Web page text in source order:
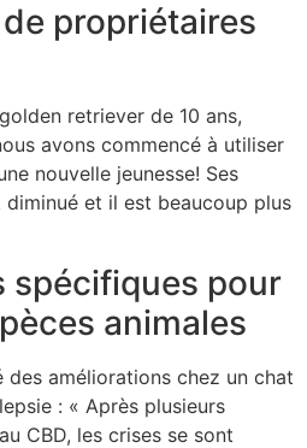
propriétaires
retriever de 10 ans,
avons commencé à utiliser
nouvelle jeunesse! Ses
et il est beaucoup plus
spécifiques pour
animales
des améliorations chez un chat
: « Après plusieurs
CBD, les crises se sont